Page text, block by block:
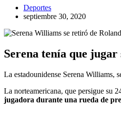
Deportes
septiembre 30, 2020
Serena tenía que
La estadounidense Serena Williams,
La norteamericana, que persigue su
jugadora durante una rueda de